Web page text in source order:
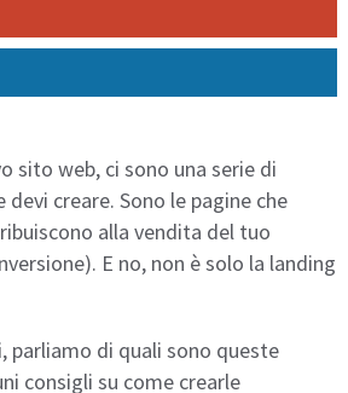
sito web, ci sono una serie di
devi creare. Sono le pagine che
alla vendita del tuo
E no, non è solo la landing
parliamo di quali sono queste
consigli su come crearle